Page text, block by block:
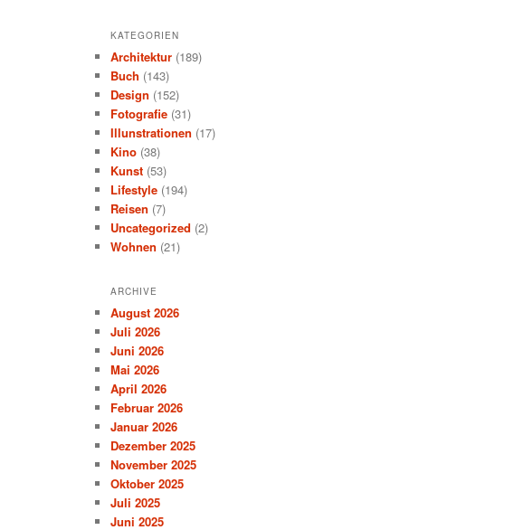
KATEGORIEN
Architektur (189)
Buch (143)
Design (152)
Fotografie (31)
Illunstrationen (17)
Kino (38)
Kunst (53)
Lifestyle (194)
Reisen (7)
Uncategorized (2)
Wohnen (21)
ARCHIVE
August 2026
Juli 2026
Juni 2026
Mai 2026
April 2026
Februar 2026
Januar 2026
Dezember 2025
November 2025
Oktober 2025
Juli 2025
Juni 2025